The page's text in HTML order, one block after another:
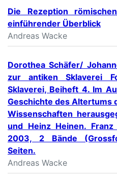
Die Rezeption
einführender Überblick
Andreas Wacke
Dorothea Schäfer/
zur antiken Sklaverei
Sklaverei, Beiheft 4. Im
Geschichte des Altertums
Wissenschaften
und Heinz Heinen.
2003, 2 Bände
Seiten.
Andreas Wacke